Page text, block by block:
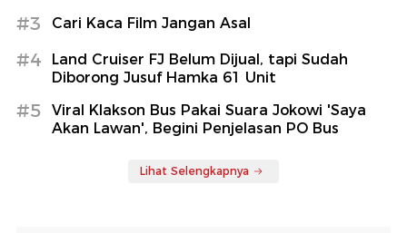
#3 Cari Kaca Film Jangan Asal
#4
Land Cruiser FJ Belum Dijual, tapi Sudah
Diborong Jusuf Hamka 61 Unit
#5
Viral Klakson Bus Pakai Suara Jokowi 'Saya
Akan Lawan', Begini Penjelasan PO Bus
Lihat Selengkapnya